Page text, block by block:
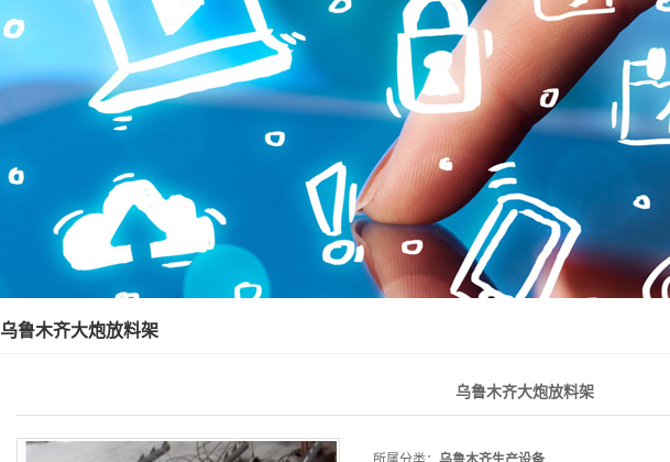
乌鲁木齐钢筋加工
乌鲁木齐生产设备
乌鲁木齐大炮放料架
乌鲁木齐大炮放料架